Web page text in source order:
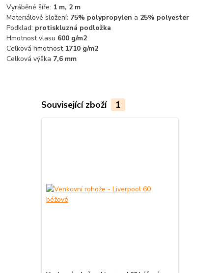
Vyráběné šíře: 1 m, 2 m
Materiálové složení: 75% polypropylen a 25% polyester
Podklad: protiskluzná podložka
Hmotnost vlasu 600 g/m2
Celková hmotnost 1710 g/m2
Celková výška 7,6 mm
Související zboží 1